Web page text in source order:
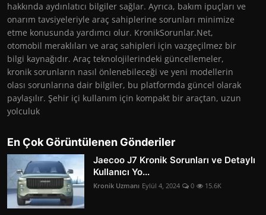
hakkında aydınlatıcı bilgiler sağlar. Ayrıca, bakım ipuçları ve
onarım tavsiyeleriyle araç sahiplerine sorunları minimize
etme konusunda yardımcı olur. KronikSorunlar.Net,
otomobil meraklıları ve araç sahipleri için vazgeçilmez bir
bilgi kaynağıdır. Araç teknolojilerindeki güncellemeler,
kronik sorunların nasıl önlenebileceği ve yeni modellerin
olası sorunlarına dair bilgiler, bu platformda güncel olarak
paylaşılır. Şehir içi kullanım için kompakt bir araçtan, uzun
yolculuk
En Çok Görüntülenen Gönderiler
Jaecoo J7 Kronik Sorunları ve Detaylı
Kullanıcı Yo...
Kronik Uzmanı Eylül 4, 2024 0 15.6K